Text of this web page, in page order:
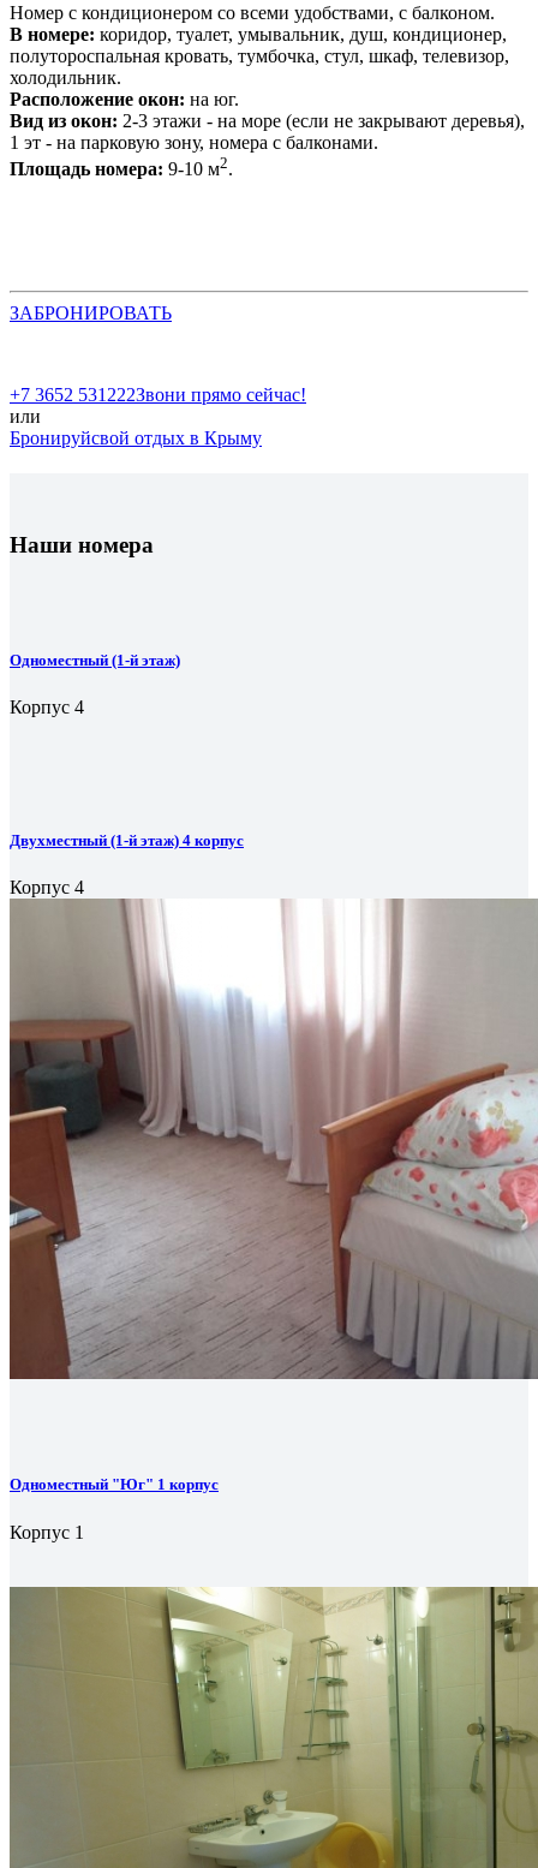
Номер с кондиционером со всеми удобствами, с балконом.
В номере: коридор, туалет, умывальник, душ, кондиционер,
полутороспальная кровать, тумбочка, стул, шкаф, телевизор,
холодильник.
Расположение окон: на юг.
Вид из окон: 2-3 этажи - на море (если не закрывают деревья),
1 эт - на парковую зону, номера с балконами.
Площадь номера: 9-10 м2.
ЗАБРОНИРОВАТЬ
+7 3652 531222Звони прямо сейчас!
или
Бронируйсвой отдых в Крыму
Наши номера
Одноместный (1-й этаж)
Корпус 4
Двухместный (1-й этаж) 4 корпус
Корпус 4
Одноместный "Юг" 1 корпус
Корпус 1